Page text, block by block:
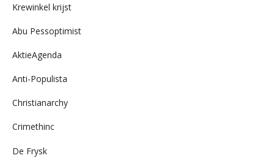
Krewinkel krijst
Abu Pessoptimist
AktieAgenda
Anti-Populista
Christianarchy
Crimethinc
De Frysk